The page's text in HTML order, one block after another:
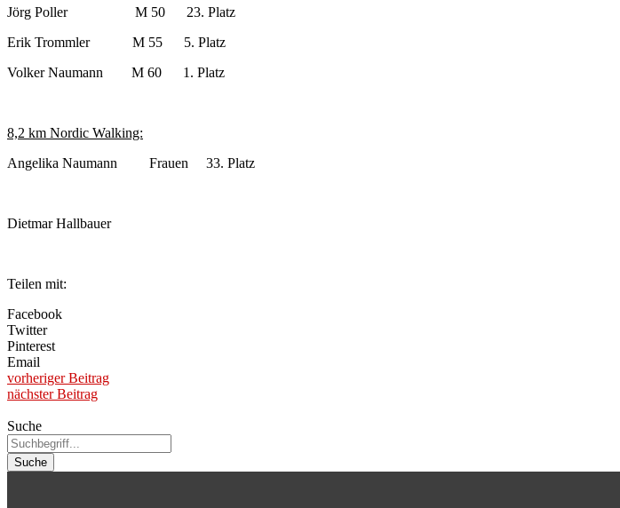
Jörg Poller M 50 23. Platz
Erik Trommler M 55 5. Platz
Volker Naumann M 60 1. Platz
8,2 km Nordic Walking:
Angelika Naumann Frauen 33. Platz
Dietmar Hallbauer
Teilen mit:
Facebook
Twitter
Pinterest
Email
vorheriger Beitrag
nächster Beitrag
Suche
Suche